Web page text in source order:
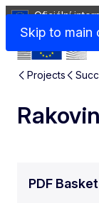
Skip to main
Oficiální
Projects
PDF Basket